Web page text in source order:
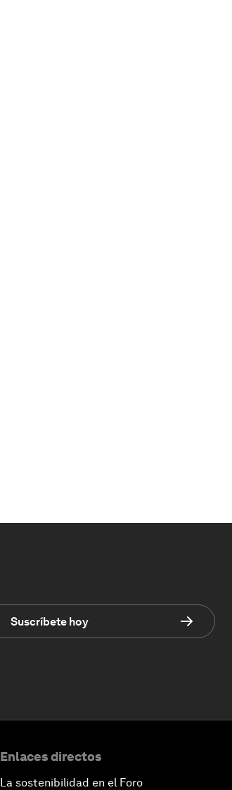
Suscríbete hoy
Enlaces directos
La sostenibilidad en el Foro